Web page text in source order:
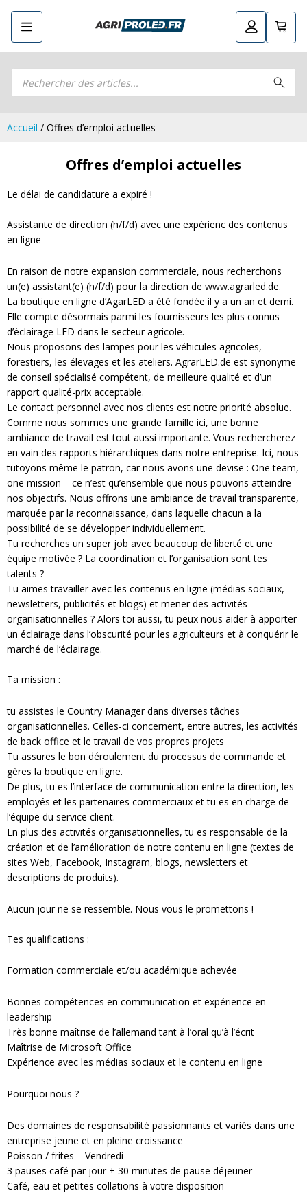
Recherche
produits
Guide LED
Composez votre propre kit LED
Phares de travail LED
Kits remorque LED
Feux arrière LED
Phares principaux et ampoules LED
Clignotants et gyrophares LED
Barres LED
Pulvérisation LED
Packs promotionnels LED
Éclairage LED pour bâtiments
Divers
Questions fréquemment posées
À propos
Blog AgriproLED.fr
Contact
09 70 24 66 76
[email protected]
+33 6 02 07 35 61
Retourner
Guide LED Composez votre propre kit LED
Phares de travail LED
Feux arrière LED
Feux de position et de gabarit LED
Clignotants et gyrophares LED
Barres LED
Packs promotionnels LED
Éclairage LED pour bâtiments
Divers
Voir tout
Accueil / Offres d’emploi actuelles
Offres d’emploi actuelles
Le délai de candidature a expiré !
Assistante de direction (h/f/d) avec une expérienc des contenus
en ligne
En raison de notre expansion commerciale, nous recherchons
un(e) assistant(e) (h/f/d) pour la direction de www.agrarled.de.
La boutique en ligne d’AgarLED a été fondée il y a un an et demi.
Elle compte désormais parmi les fournisseurs les plus connus
d’éclairage LED dans le secteur agricole.
Nous proposons des lampes pour les véhicules agricoles,
forestiers, les élevages et les ateliers. AgrarLED.de est synonyme
de conseil spécialisé compétent, de meilleure qualité et d’un
rapport qualité-prix acceptable.
Le contact personnel avec nos clients est notre priorité absolue.
Comme nous sommes une grande famille ici, une bonne
ambiance de travail est tout aussi importante. Vous rechercherez
en vain des rapports hiérarchiques dans notre entreprise. Ici, nous
tutoyons même le patron, car nous avons une devise : One team,
one mission – ce n’est qu’ensemble que nous pouvons atteindre
nos objectifs. Nous offrons une ambiance de travail transparente,
marquée par la reconnaissance, dans laquelle chacun a la
possibilité de se développer individuellement.
Tu recherches un super job avec beaucoup de liberté et une
équipe motivée ? La coordination et l’organisation sont tes
talents ?
Tu aimes travailler avec les contenus en ligne (médias sociaux,
newsletters, publicités et blogs) et mener des activités
organisationnelles ? Alors toi aussi, tu peux nous aider à apporter
un éclairage dans l’obscurité pour les agriculteurs et à conquérir le
marché de l’éclairage.
Ta mission :
tu assistes le Country Manager dans diverses tâches
organisationnelles. Celles-ci concernent, entre autres, les activités
de back office et le travail de vos propres projets
Tu assures le bon déroulement du processus de commande et
gères la boutique en ligne.
De plus, tu es l’interface de communication entre la direction, les
employés et les partenaires commerciaux et tu es en charge de
l’équipe du service client.
En plus des activités organisationnelles, tu es responsable de la
création et de l’amélioration de notre contenu en ligne (textes de
sites Web, Facebook, Instagram, blogs, newsletters et
descriptions de produits).
Aucun jour ne se ressemble. Nous vous le promettons !
Tes qualifications :
Formation commerciale et/ou académique achevée
Bonnes compétences en communication et expérience en
leadership
Très bonne maîtrise de l’allemand tant à l’oral qu’à l’écrit
Maîtrise de Microsoft Office
Expérience avec les médias sociaux et le contenu en ligne
Pourquoi nous ?
Des domaines de responsabilité passionnants et variés dans une
entreprise jeune et en pleine croissance
Poisson / frites – Vendredi
3 pauses café par jour + 30 minutes de pause déjeuner
Café, eau et petites collations à votre disposition